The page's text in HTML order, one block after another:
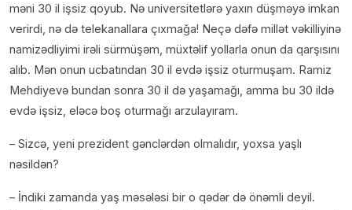
məni 30 il işsiz qoyub. Nə universitetlərə yaxın düşməyə imkan
verirdi, nə də telekanallara çıxmağa! Neçə dəfə millət vəkilliyinə
namizədliyimi irəli sürmüşəm, müxtəlif yollarla onun da qarşısını
alıb. Mən onun ucbatından 30 il evdə işsiz oturmuşam. Ramiz
Mehdiyevə bundan sonra 30 il də yaşamağı, amma bu 30 ildə
evdə işsiz, eləcə boş oturmağı arzulayıram.
– Sizcə, yeni prezident gənclərdən olmalıdır, yoxsa yaşlı
nəsildən?
– İndiki zamanda yaş məsələsi bir o qədər də önəmli deyil.